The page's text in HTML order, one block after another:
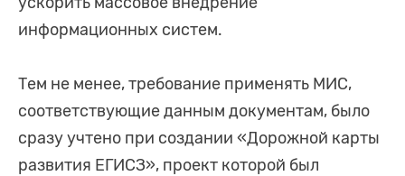
информационных систем.
Тем не менее, требование применять МИС,
соответствующие данным документам, было
сразу учтено при создании «Дорожной карты
развития ЕГИСЗ», проект которой был